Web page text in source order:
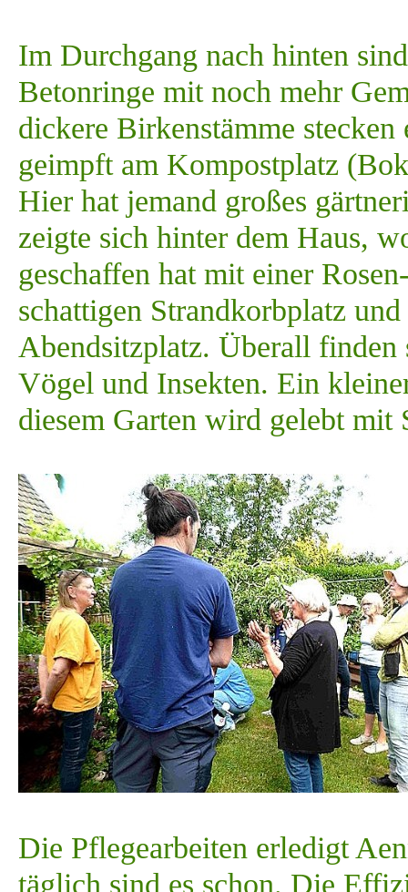
Im Durchgang nach hinten
Betonringe mit noch mehr
dickere Birkenstämme
geimpft am Kompostplatz
Hier hat jemand großes
zeigte sich hinter dem Haus,
geschaffen hat mit einer
schattigen Strandkorbplatz
Abendsitzplatz. Überall
Vögel und Insekten. Ein
diesem Garten wird gelebt mit
Die Pflegearbeiten erledigt
täglich sind es schon. Die